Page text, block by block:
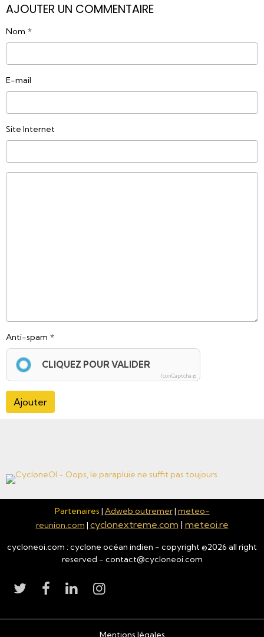
AJOUTER UN COMMENTAIRE
Nom
E-mail
Site Internet
Anti-spam
CLIQUEZ POUR VALIDER
IconCaptcha ©
Ajouter
Partenaires | Adweb outremer| meteo-
reunion.com | cyclonextreme.com | meteoi.re
cycloneoi.com : cyclone océan indien - copyright ©2026 all right
reserved - contact@cycloneoi.com
Mentions légales